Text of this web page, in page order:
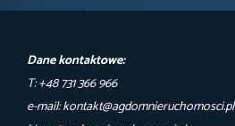
Dane kontaktowe:
T: +48 731 366 966
e-mail: kontakt@agdomnieruchomosci.pl